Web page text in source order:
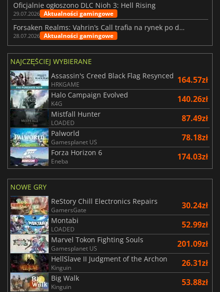
Oficjalnie ogłoszono DLC Nioh 3: Hell Rising
29.07.2026 Aktualności gamingowe
Forsaken Realms: Vahrin’s Call trafia na rynek po dziesięciu latach prac
28.07.2026 Aktualności gamingowe
NAJCZĘŚCIEJ WYBIERANE
Assassin's Creed Black Flag Resynced
HRKGAME 164.57zł
Halo Campaign Evolved
K4G 140.26zł
Mistfall Hunter
LOADED 87.49zł
Palworld
Gamesplanet US 78.18zł
Forza Horizon 6
Eneba 174.03zł
NOWE GRY
ReStory Chill Electronics Repairs
GamersGate 30.24zł
Montabi
LOADED 52.99zł
Marvel Tokon Fighting Souls
Gamesplanet US 201.09zł
HellSlave II Judgment of the Archon
Kinguin 26.31zł
Big Walk
Kinguin 53.88zł